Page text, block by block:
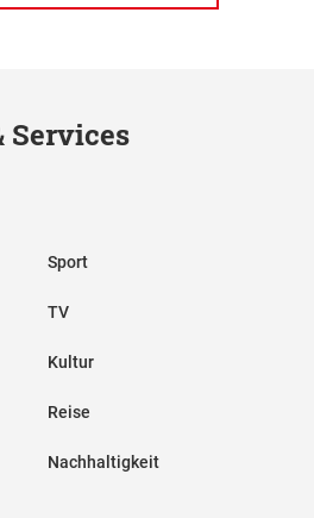
Services
Sport
TV
Kultur
Reise
Nachhaltigkeit